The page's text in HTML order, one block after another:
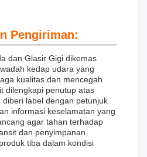
Pengiriman:
dan Glasir Gigi dikemas
kedap udara yang
kualitas dan mencegah
dilengkapi penutup atas
label dengan petunjuk
informasi keselamatan yang
agar tahan terhadap
dan penyimpanan,
tiba dalam kondisi